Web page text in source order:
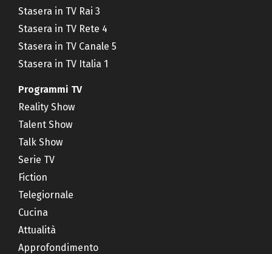
Stasera in TV Rai 3
Stasera in TV Rete 4
Stasera in TV Canale 5
Stasera in TV Italia 1
Programmi TV
Reality Show
Talent Show
Talk Show
Serie TV
Fiction
Telegiornale
Cucina
Attualità
Approfondimento